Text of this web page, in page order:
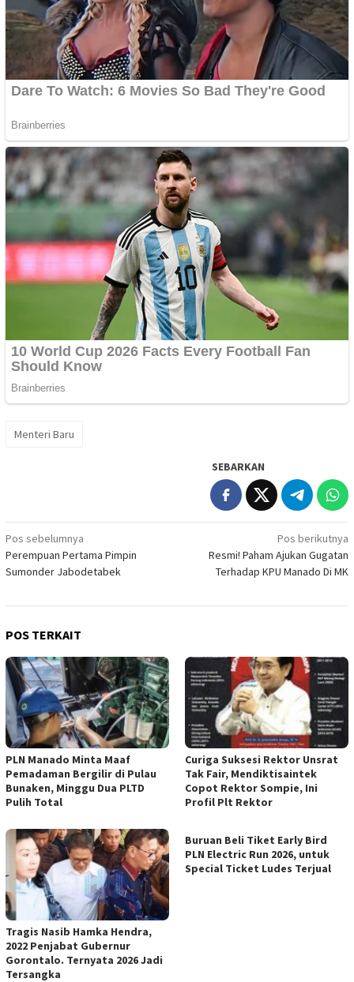
Menteri Baru
SEBARKAN
Navigasi
pos
Pos sebelumnya
Perempuan Pertama Pimpin
Sumonder Jabodetabek
Pos berikutnya
Resmi! Paham Ajukan Gugatan
Terhadap KPU Manado Di MK
POS TERKAIT
PLN Manado Minta Maaf
Pemadaman Bergilir di Pulau
Bunaken, Minggu Dua PLTD
Pulih Total
Curiga Suksesi Rektor Unsrat
Tak Fair, Mendiktisaintek
Copot Rektor Sompie, Ini
Profil Plt Rektor
Tragis Nasib Hamka Hendra,
2022 Penjabat Gubernur
Gorontalo. Ternyata 2026 Jadi
Tersangka
Buruan Beli Tiket Early Bird
PLN Electric Run 2026, untuk
Special Ticket Ludes Terjual